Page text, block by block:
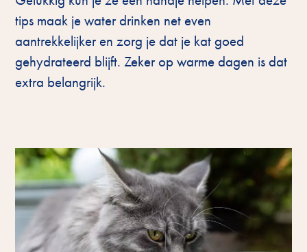
tips maak je water drinken net even
aantrekkelijker en zorg je dat je kat goed
gehydrateerd blijft. Zeker op warme dagen is dat
extra belangrijk.